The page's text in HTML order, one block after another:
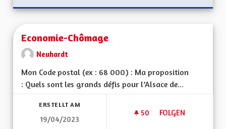
Economie-Chômage
Neuhardt
Mon Code postal (ex : 68 000) : Ma proposition
: Quels sont les grands défis pour l’Alsace de...
ERSTELLT AM
19/04/2023
50 50 FOLLOWER
FOLGEN
ECONOMIE-